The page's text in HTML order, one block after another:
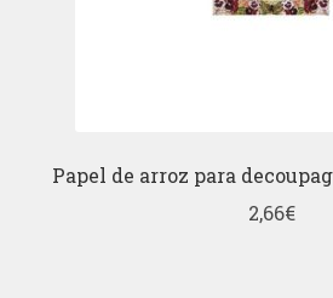
Papel de arroz para
2,66€